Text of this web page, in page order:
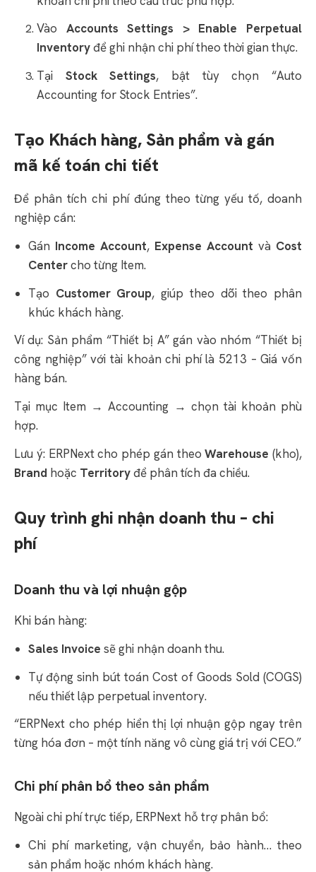
Vào Accounts Settings > Enable Perpetual
Inventoryđể ghi nhận chi phí theo thời gian thực.
Tại Stock Settings, bật tùy chọn “Auto
Accounting for Stock Entries”.
Tạo Khách hàng, Sản phẩm và gán
mã kế toán chi tiết
Để phân tích chi phí đúng theo từng yếu tố, doanh
nghiệp cần:
Gán Income Account, Expense Account và Cost
Centercho từng Item.
Tạo Customer Group, giúp theo dõi theo phân
khúc khách hàng.
Ví dụ: Sản phẩm “Thiết bị A” gán vào nhóm “Thiết bị
công nghiệp” với tài khoản chi phí là 5213 – Giá vốn
hàng bán.
Tại mục Item → Accounting → chọn tài khoản phù
hợp.
Lưu ý: ERPNext cho phép gán theoWarehouse (kho),
Brand hoặc Territoryđể phân tích đa chiều.
Quy trình ghi nhận doanh thu – chi
phí
Doanh thu và lợi nhuận gộp
Khi bán hàng:
Sales Invoice sẽ ghi nhận doanh thu.
Tự động sinh bút toán Cost of Goods Sold (COGS)
nếu thiết lập perpetual inventory.
“ERPNext cho phép hiển thị lợi nhuận gộp ngay trên
từng hóa đơn – một tính năng vô cùng giá trị với CEO.”
Chi phí phân bổ theo sản phẩm
Ngoài chi phí trực tiếp, ERPNext hỗ trợ phân bổ:
Chi phí marketing, vận chuyển, bảo hành… theo
sản phẩm hoặc nhóm khách hàng.